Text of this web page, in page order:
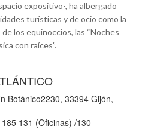
expositivo-, ha albergado
turísticas y de ocio como la
los equinoccios, las “Noches
con raíces”.
Botánico2230, 33394 Gijón,
131 (Oficinas) /130